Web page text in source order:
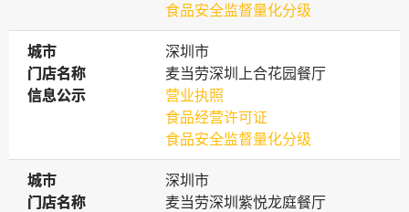
食品安全监督量化分级
城市
城市
深圳市
门店名称
门店名称
麦当劳深圳上合花园餐厅
信息公示
信息公示
营业执照
食品经营许可证
食品安全监督量化分级
城市
城市
深圳市
门店名称
门店名称
麦当劳深圳紫悦龙庭餐厅